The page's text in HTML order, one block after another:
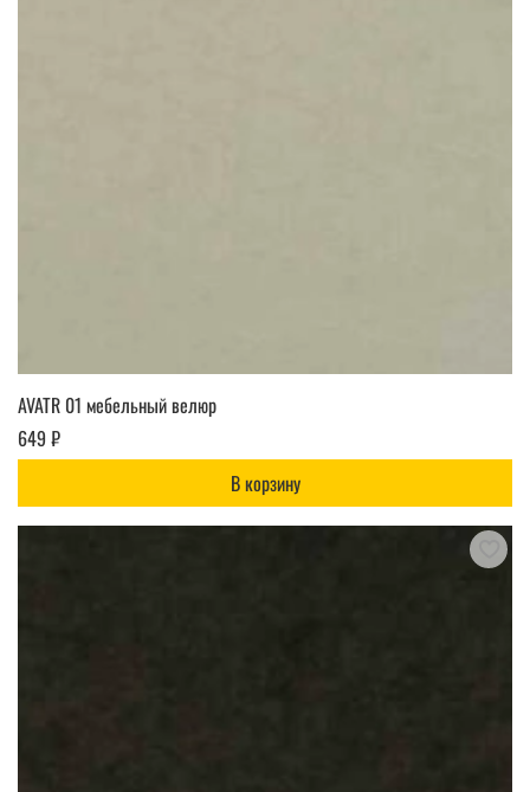
AVATR 01 мебельный велюр
649 ₽
В корзину